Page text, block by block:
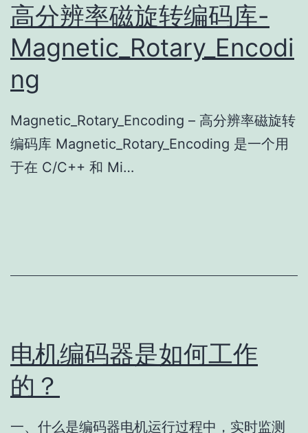
高分辨率磁旋转编码库-
Magnetic_Rotary_Encodi
ng
Magnetic_Rotary_Encoding – 高分辨率磁旋转
编码库 Magnetic_Rotary_Encoding 是一个用
于在 C/C++ 和 Mi…
电机编码器是如何工作
的？
一、什么是编码器电机运行过程中，实时监测